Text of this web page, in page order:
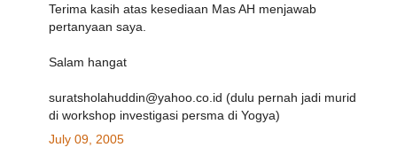
Terima kasih atas kesediaan Mas AH menjawab
pertanyaan saya.
Salam hangat
suratsholahuddin@yahoo.co.id (dulu pernah jadi murid
di workshop investigasi persma di Yogya)
July 09, 2005